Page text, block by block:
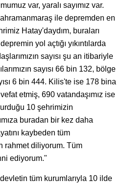
var, yaralı sayımız var.
ile depremden en
Hatay'daydım, buraları
yol açtığı yıkıntılarda
sayısı şu an itibariyle
sayısı 66 bin 132, bölge
6 bin 444. Kilis'te ise 178 bina
vefat etmiş, 690 vatandaşımız ise
10 şehrimizin
buradan bir kez daha
kaybeden tüm
rahmet diliyorum. Tüm
ediyorum."
tüm kurumlarıyla 10 ilde